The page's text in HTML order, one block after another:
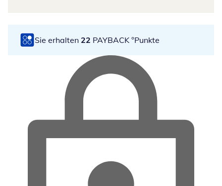
Sie erhalten 22 PAYBACK °Punkte